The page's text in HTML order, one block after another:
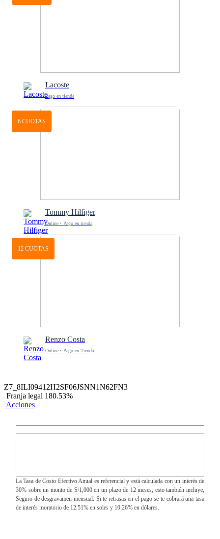
Lacoste
Pago en tienda
6 CUOTAS
Tommy Hilfiger
Online • Pago en tienda
12 CUOTAS
Renzo Costa
Online • Pago en Tienda
Z7_8ILI09412H2SF06JSNN1N62FN3
Franja legal 180.53%
Acciones
La Tasa de Costo Efectivo Anual es referencial y está calculada con un interés de
30% sobre un monto de S/1,000 en un plazo de 12 meses; esto también incluye,
Seguro de desgravamen mensual. Si te retrasas en el pago se te cobrará una tasa
de interés moratorio de 12.51% en soles y 10.26% en dólares.